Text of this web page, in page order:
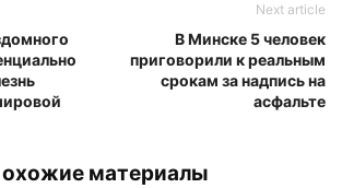
Next article
В Минске 5 человек
приговорили к реальным
срокам за надпись на
асфальте
материалы